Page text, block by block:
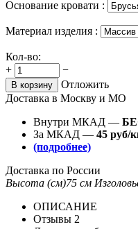
Основание кровати :
Материал изделия :
Кол-во:
+
−
В корзину
Отложить
Доставка в Москву и МО
Внутри МКАД —
За МКАД — 45 руб/
(подробнее)
Доставка по России
Высота (см)75 см
ОПИСАНИЕ
Отзывы 2